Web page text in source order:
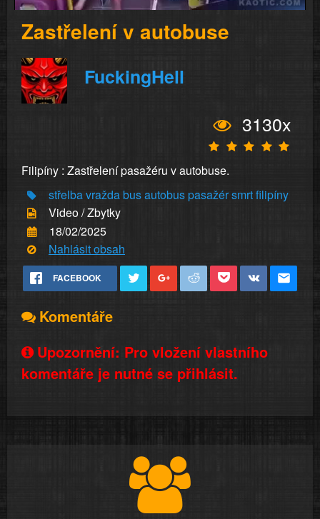
Zastřelení v autobuse
FuckingHell
3130x
Filipíny : Zastřelení pasažéru v autobuse.
střelbavraždabusautobuspasažérsmrtfilipíny
Video / Zbytky
18/02/2025
Nahlásit obsah
FACEBOOK
Komentáře
Upozornění: Pro vložení vlastního
komentáře je nutné se přihlásit.